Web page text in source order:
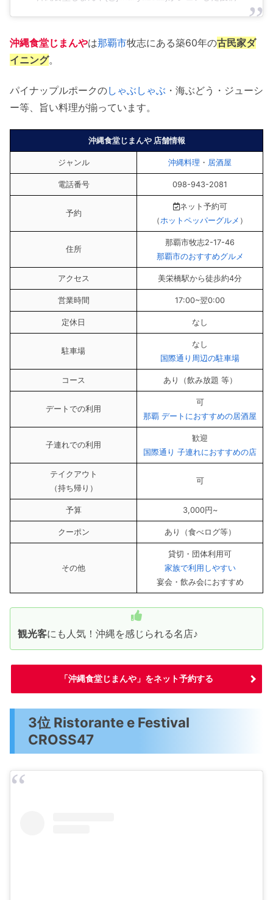
沖縄食堂じまんやは那覇市牧志にある築60年の古民家ダ
イニング。
パイナップルポークのしゃぶしゃぶ ・海ぶどう・ジューシ
ー等、旨い料理が揃っています。
沖縄食堂じまんや 店舗情報
ジャンル 沖縄料理 ・ 居酒屋
電話番号 098-943-2081
予約
ネット予約可
（ホットペッパーグルメ ）
住所
那覇市牧志2-17-46
那覇市のおすすめグルメ
アクセス 美栄橋駅から徒歩約4分
営業時間 17:00~翌0:00
定休日 なし
駐車場
なし
国際通り周辺の駐車場
コース あり（飲み放題 等）
デートでの利用
可
那覇 デートにおすすめの居酒屋
子連れでの利用
歓迎
国際通り 子連れにおすすめの店
テイクアウト
（持ち帰り）
可
予算 3,000円~
クーポン あり（食べログ等）
その他
貸切・団体利用可
家族で利用しやすい
宴会・飲み会におすすめ
観光客にも人気！沖縄を感じられる名店♪
「沖縄食堂じまんや」をネット予約する
3位 Ristorante e Festival
CROSS47